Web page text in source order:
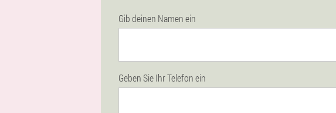
Gib deinen Namen ein
Geben Sie Ihr Telefon ein